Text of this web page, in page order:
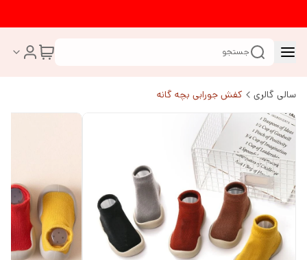
جستجو
سالی گالری کفش جورابی بچه گانه